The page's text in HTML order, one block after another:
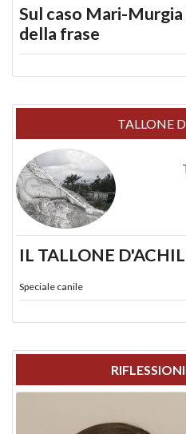
Sul caso Mari-
della frase
TALLONE
IL TALLONE
Speciale canile